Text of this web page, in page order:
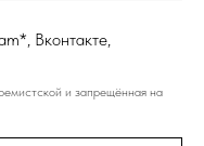
Вконтакте,
и запрещённая на